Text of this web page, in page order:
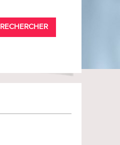
RECHERCHER